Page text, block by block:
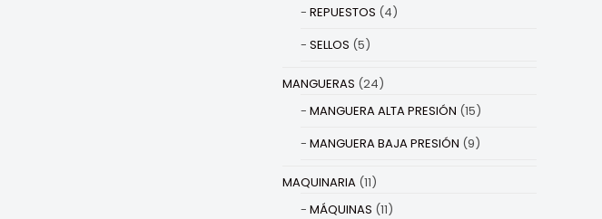
REPUESTOS (4)
SELLOS (5)
MANGUERAS (24)
MANGUERA ALTA PRESIÓN (15)
MANGUERA BAJA PRESIÓN (9)
MAQUINARIA (11)
MÁQUINAS (11)